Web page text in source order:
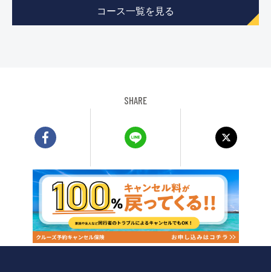
コース一覧を見る
SHARE